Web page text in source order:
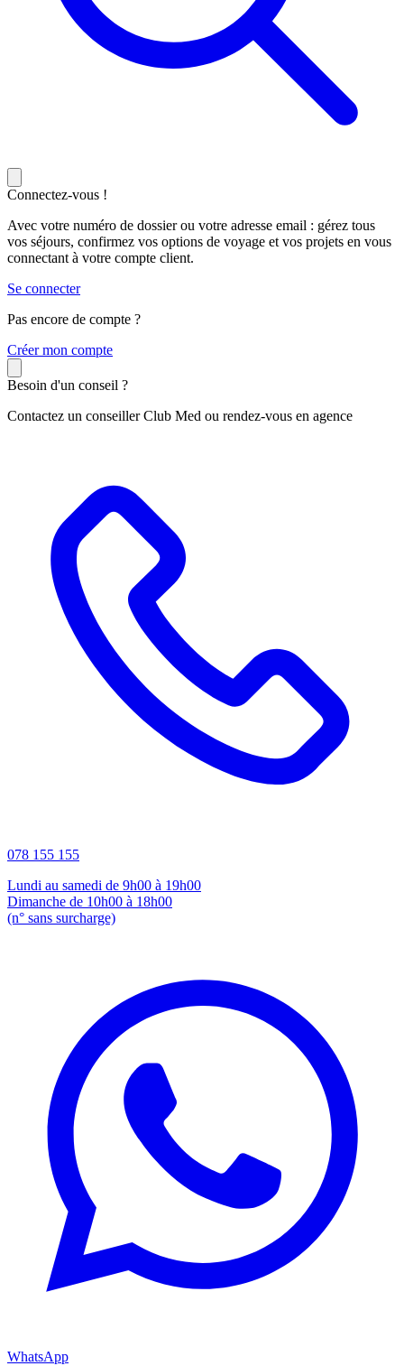
Connectez-vous !
Avec votre numéro de dossier ou votre adresse email : gérez tous
vos séjours, confirmez vos options de voyage et vos projets en vous
connectant à votre compte client.
Se connecter
Pas encore de compte ?
Créer mon compte
Besoin d'un conseil ?
Contactez un conseiller Club Med ou rendez-vous en agence
078 155 155
Lundi au samedi de 9h00 à 19h00
Dimanche de 10h00 à 18h00
(n° sans surcharge)
WhatsApp